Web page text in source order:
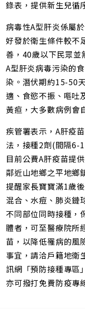
錄表，提供新生兒循
病毒性A型肝炎係屬
好發於衛生條件較不
善，40歲以下民眾並
A型肝炎病毒污染的
染。潛伏期約15-50
適、食慾不振、嘔吐
黃疸，大多數病例會
疾管署表示，A肝疫
法，接種2劑(間隔6-
目前公費A肝疫苗提
鄰近山地鄉之平地鄉
提醒家長寶寶滿1歲
混合、水痘、肺炎鏈
不同部位同時接種，
體者，可至醫療院所
苗，以降低罹病的風
事宜，請洽戶籍地衛
訊網「預防接種專
亦可撥打免費防疫